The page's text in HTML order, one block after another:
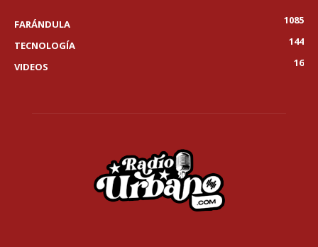
FARÁNDULA
1085
TECNOLOGÍA
144
VIDEOS
16